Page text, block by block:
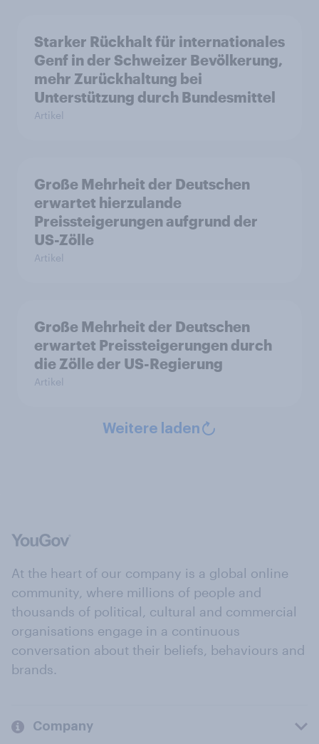
Starker Rückhalt für internationales
Genf in der Schweizer Bevölkerung,
mehr Zurückhaltung bei
Unterstützung durch Bundesmittel
Artikel
Große Mehrheit der Deutschen
erwartet hierzulande
Preissteigerungen aufgrund der
US-Zölle
Artikel
Große Mehrheit der Deutschen
erwartet Preissteigerungen durch
die Zölle der US-Regierung
Artikel
Weitere laden
At the heart of our company is a global online
community, where millions of people and
thousands of political, cultural and commercial
organisations engage in a continuous
conversation about their beliefs, behaviours and
brands.
Company